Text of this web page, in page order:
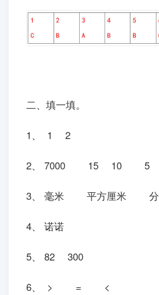
二、填一填。
1、 1 2
2、 7000 15 10 5
3、 毫米 平方厘
4、 诺诺
5、 82 300
6、 > = <